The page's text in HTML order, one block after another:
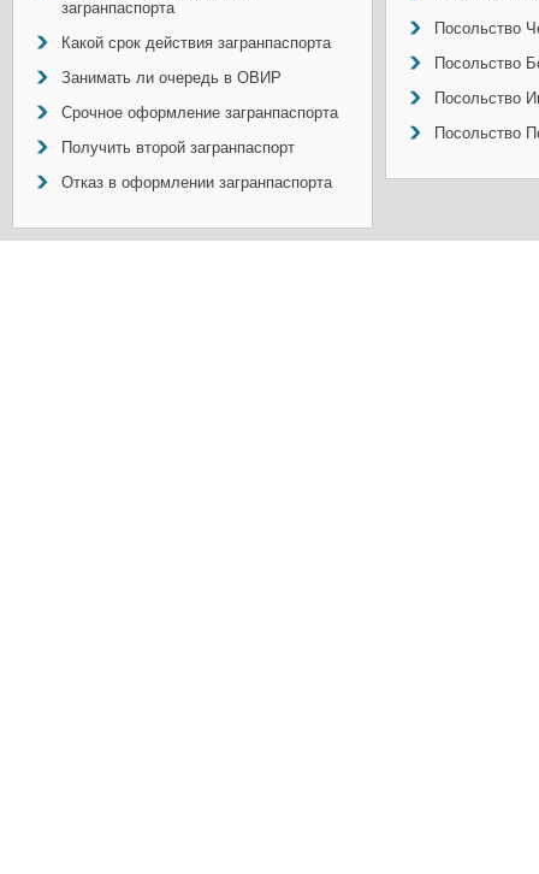
загранпаспорта
Какой срок действия загранпаспорта
Занимать ли очередь в ОВИР
Срочное оформление загранпаспорта
Получить второй загранпаспорт
Отказ в оформлении загранпаспорта
Посольство
Посольство
Посольство
Посольство